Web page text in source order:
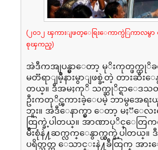
(၂၀၁၂ ၾကားျဖတ္ေရြးေကာက္ပဲြကာလမွာ
စုၾကည္)
အဲဒီကအျပန္မွာေတာ့ မုိးကုတ္ဖက္ကုိခ
မတၱရာျမိဳ့နားမွာျဖစ္ခဲ့တဲ့ တားဆီးေ
တယ္။ ဒီအမႈကုိ သက္ဆုိင္ရာေဒသတ
ဦးကတုိင္ၾကားခဲ့ေပမဲ့ ဘာမွအေရး
ဘူး။ အဲဒီေနာက္မွာ ေတာ့ မႏၱေလ
ထြက္ခဲ့ပါတယ္။ အာဏာပုိင္ေတ
မ်ဳိးစုံနဲ႔ဆက္လက္ေနွာက္ယွက္ခဲ့ပါတယ္။
ပရိတ္သတ္က ေသာင္းနဲ႔ခ်ီထြက္